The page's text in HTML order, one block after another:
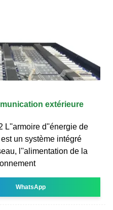
extérieure
L''armoire d''énergie de
un système intégré
l''alimentation de la
WhatsApp